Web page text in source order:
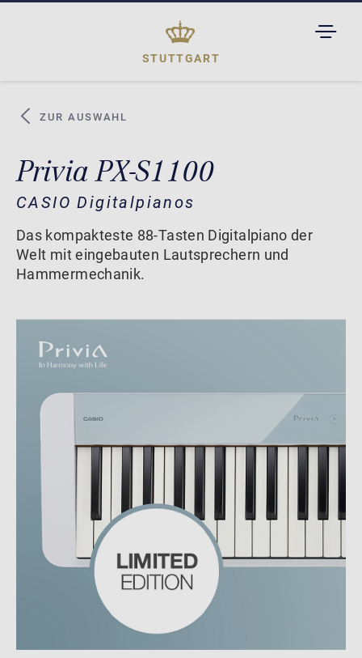
STUTTGART
ZUR AUSWAHL
Privia PX-S1100
CASIO Digitalpianos
Das kompakteste 88-Tasten Digitalpiano der
Welt mit eingebauten Lautsprechern und
Hammermechanik.